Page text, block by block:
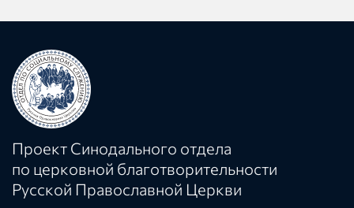
Проект Синодального отдела
по церковной благотворительности
Русской Православной Церкви